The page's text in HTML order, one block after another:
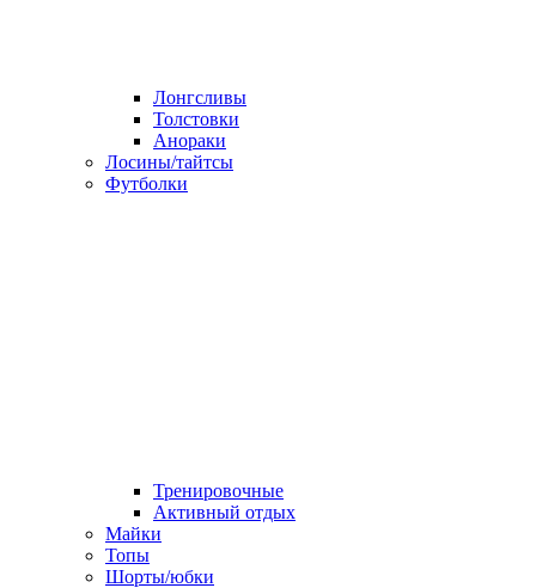
Лонгсливы
Толстовки
Анораки
Лосины/тайтсы
Футболки
Тренировочные
Активный отдых
Майки
Топы
Шорты/юбки